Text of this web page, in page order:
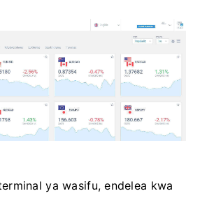
ya wasifu, endelea kwa